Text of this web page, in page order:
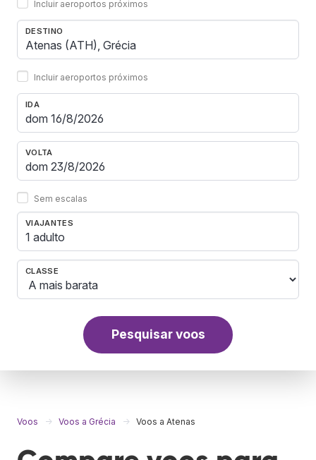
Incluir aeroportos próximos
DESTINO
Incluir aeroportos próximos
IDA
VOLTA
Sem escalas
VIAJANTES
1 adulto
CLASSE
Pesquisar voos
Voos Voos a Grécia Voos a Atenas